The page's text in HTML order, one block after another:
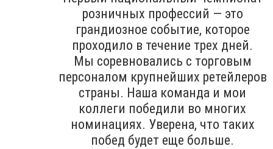
розничных профессий — это
грандиозное событие, которое
проходило в течение трех дней.
Мы соревновались с торговым
персоналом крупнейших ретейлеров
страны. Наша команда и мои
коллеги победили во многих
номинациях. Уверена, что таких
побед будет еще больше.